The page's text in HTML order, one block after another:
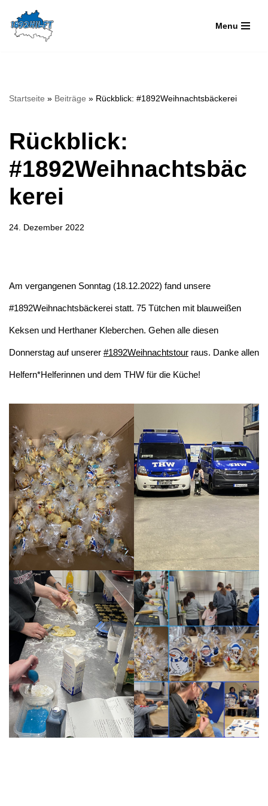
Zum
Menu
Startseite » Beiträge » Rückblick: #1892Weihnachtsbäckerei
Rückblick:
#1892Weihnachtsbäc
kerei
24. Dezember 2022
Am vergangenen Sonntag (18.12.2022) fand unsere
#1892Weihnachtsbäckerei statt. 75 Tütchen mit blauweißen
Keksen und Herthaner Kleberchen. Gehen alle diesen
Donnerstag auf unserer #1892Weihnachtstour raus. Danke allen
Helfern*Helferinnen und dem THW für die Küche!